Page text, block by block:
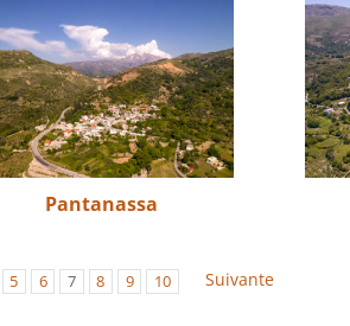
Pantanassa
5 6 7 8 9 10 Suivante